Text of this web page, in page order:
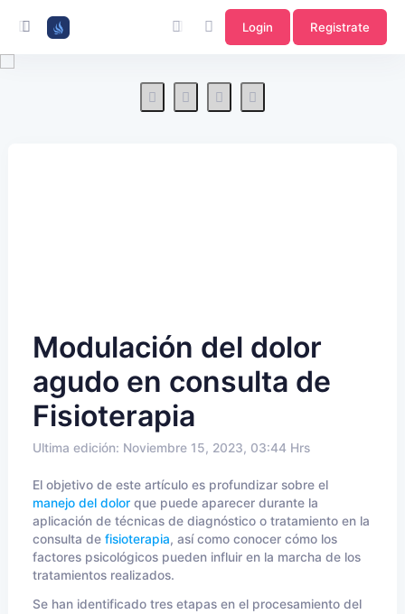
Login Registrate
Modulación del dolor
agudo en consulta de
Fisioterapia
Ultima edición: Noviembre 15, 2023, 03:44 Hrs
El objetivo de este artículo es profundizar sobre el
manejo del dolor que puede aparecer durante la
aplicación de técnicas de diagnóstico o tratamiento en la
consulta de fisioterapia, así como conocer cómo los
factores psicológicos pueden influir en la marcha de los
tratamientos realizados.
Se han identificado tres etapas en el procesamiento del